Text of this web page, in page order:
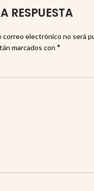
RESPUESTA
correo electrónico no será
marcados con *